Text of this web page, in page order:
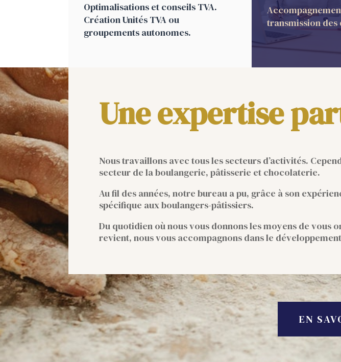
Optimalisations et conseils TVA.
Création Unités TVA ou
groupements autonomes.
transmission des
Une expertise
Nous travaillons avec tous les secteurs d’activités.
secteur de la boulangerie, pâtisserie et chocolaterie.
Au fil des années, notre bureau a pu, grâce à son
spécifique aux boulangers-pâtissiers.
Du quotidien où nous vous donnons les moyens de
revient, nous vous accompagnons dans le
EN